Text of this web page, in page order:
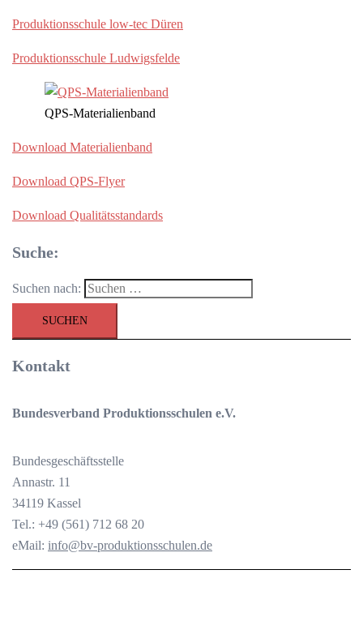
Produktionsschule low-tec Düren
Produktionsschule Ludwigsfelde
QPS-Materialienband
Download Materialienband
Download QPS-Flyer
Download Qualitätsstandards
Suche:
Suchen nach:
Kontakt
Bundesverband Produktionsschulen e.V.
Bundesgeschäftsstelle
Annastr. 11
34119 Kassel
Tel.: +49 (561) 712 68 20
eMail: info@bv-produktionsschulen.de